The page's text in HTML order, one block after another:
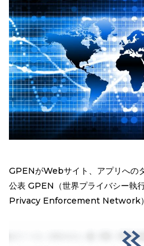
GPENがWebサイト、アプリへの
公表 GPEN（世界プライバシー執
Privacy Enforcement Network